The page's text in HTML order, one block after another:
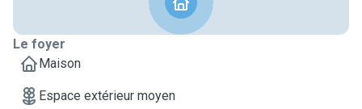
Le foyer
Maison
Espace extérieur moyen